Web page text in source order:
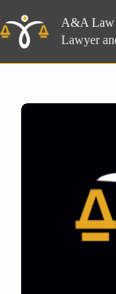
to
content
A&A Law
Lawyer